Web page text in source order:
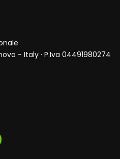
- Italy · P.Iva 04491980274